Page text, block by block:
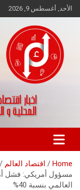
Skip
to
الأحد, أغسطس 9, 2026
كواليس
اخبار اقتصاد فلسطين
Home
اقتصاد العالم
مسؤول أمريكي: فشل
العالمي بنسبة 40%